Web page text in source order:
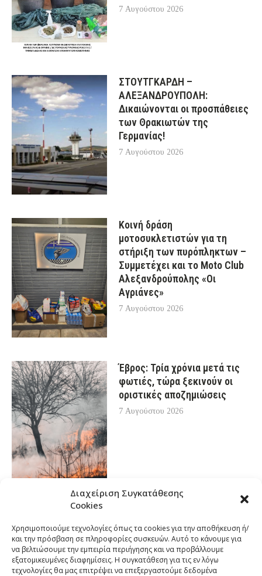
Διαχείριση Συγκατάθεσης
Cookies
Χρησιμοποιούμε τεχνολογίες όπως τα cookies για την αποθήκευση ή/
και την πρόσβαση σε πληροφορίες συσκευών. Αυτό το κάνουμε για
να βελτιώσουμε την εμπειρία περιήγησης και να προβάλλουμε
εξατομικευμένες διαφημίσεις. Η συγκατάθεση για τις εν λόγω
τεχνολογίες θα μας επιτρέψει να επεξεργαστούμε δεδομένα
7 Αυγούστου 2026
ΣΤΟΥΤΓΚΑΡΔΗ –
ΑΛΕΞΑΝΔΡΟΥΠΟΛΗ:
Δικαιώνονται οι προσπάθειες
των Θρακιωτών της
Γερμανίας!
7 Αυγούστου 2026
Κοινή δράση
μοτοσυκλετιστών για τη
στήριξη των πυρόπληκτων –
Συμμετέχει και το Moto Club
Αλεξανδρούπολης «Οι
Αγριάνες»
7 Αυγούστου 2026
Έβρος: Τρία χρόνια μετά τις
φωτιές, τώρα ξεκινούν οι
οριστικές αποζημιώσεις
7 Αυγούστου 2026